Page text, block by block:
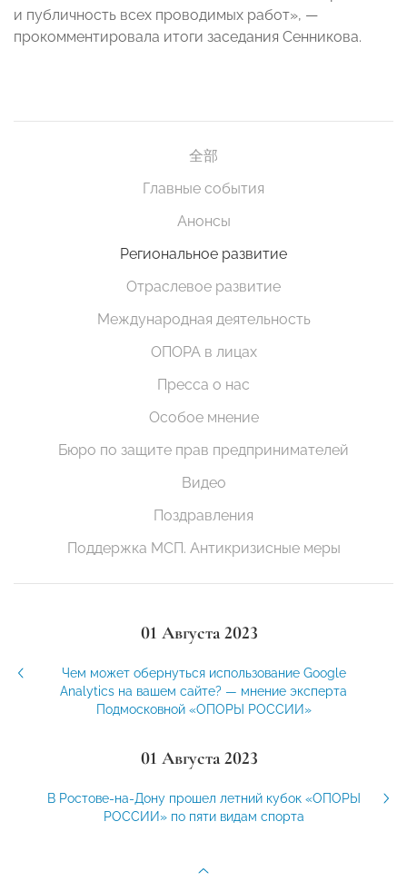
и публичность всех проводимых работ», —
прокомментировала итоги заседания Сенникова.
全部
Главные события
Анонсы
Региональное развитие
Отраслевое развитие
Международная деятельность
ОПОРА в лицах
Пресса о нас
Особое мнение
Бюро по защите прав предпринимателей
Видео
Поздравления
Поддержка МСП. Антикризисные меры
01 Августа 2023
Чем может обернуться использование Google
Analytics на вашем сайте? — мнение эксперта
Подмосковной «ОПОРЫ РОССИИ»
01 Августа 2023
В Ростове-на-Дону прошел летний кубок «ОПОРЫ
РОССИИ» по пяти видам спорта